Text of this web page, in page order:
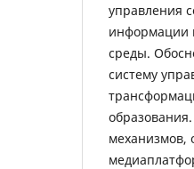
управления
информации
среды.
систему
механизмов,